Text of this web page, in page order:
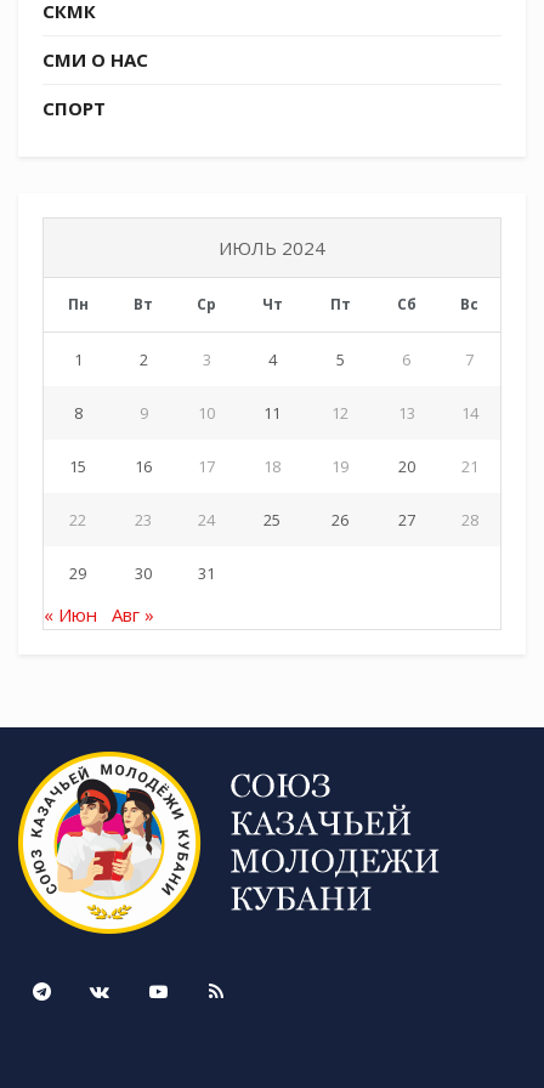
СКМК
СМИ О НАС
СПОРТ
ИЮЛЬ 2024
Пн Вт Ср Чт Пт Сб Вс
1 2 3 4 5 6 7
8 9 10 11 12 13 14
15 16 17 18 19 20 21
22 23 24 25 26 27 28
29 30 31
« Июн Авг »